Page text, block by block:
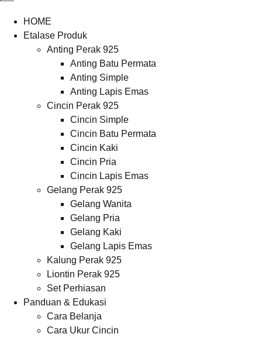
HOME
Etalase Produk
Anting Perak 925
Anting Batu Permata
Anting Simple
Anting Lapis Emas
Cincin Perak 925
Cincin Simple
Cincin Batu Permata
Cincin Kaki
Cincin Pria
Cincin Lapis Emas
Gelang Perak 925
Gelang Wanita
Gelang Pria
Gelang Kaki
Gelang Lapis Emas
Kalung Perak 925
Liontin Perak 925
Set Perhiasan
Panduan & Edukasi
Cara Belanja
Cara Ukur Cincin